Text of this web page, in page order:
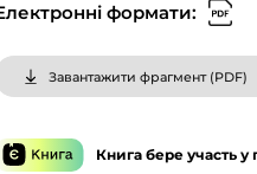
(1)
формати:
Завантажити фрагмент (PDF)
Книга бере участь у